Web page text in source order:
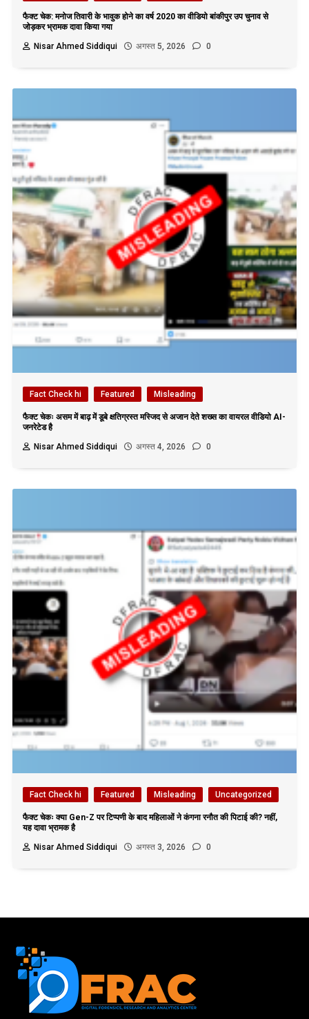
फैक्ट चेक: मनोज तिवारी के भावुक होने का वर्ष 2020 का वीडियो बांकीपुर उप चुनाव से
जोड़कर भ्रामक दावा किया गया
Nisar Ahmed Siddiqui
अगस्त 5, 2026 0
Fact Check hi Featured Misleading
फैक्ट चेकः असम में बाढ़ में डूबे क्षतिग्रस्त मस्जिद से अजान देते शख्स का वायरल वीडियो AI-
जनरेटेड है
Nisar Ahmed Siddiqui
अगस्त 4, 2026 0
Fact Check hi Featured Misleading Uncategorized
फैक्ट चेकः क्या Gen-Z पर टिप्पणी के बाद महिलाओं ने कंगना रनौत की पिटाई की? नहीं,
यह दावा भ्रामक है
Nisar Ahmed Siddiqui
अगस्त 3, 2026 0